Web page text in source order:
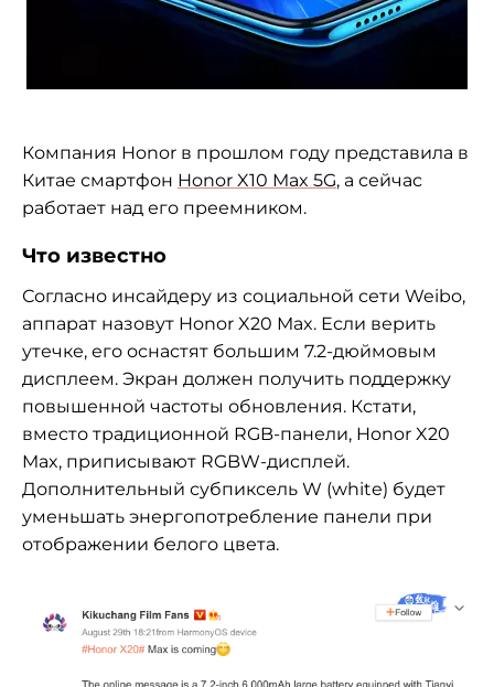
Компания Honor в прошлом году представила в
Китае смартфон Honor X10 Max 5G, а сейчас
работает над его преемником.
Что известно
Согласно инсайдеру из социальной сети Weibo,
аппарат назовут Honor X20 Max. Если верить
утечке, его оснастят большим 7.2-дюймовым
дисплеем. Экран должен получить поддержку
повышенной частоты обновления. Кстати,
вместо традиционной RGB-панели, Honor X20
Max, приписывают RGBW-дисплей.
Дополнительный субпиксель W (white) будет
уменьшать энергопотребление панели при
отображении белого цвета.